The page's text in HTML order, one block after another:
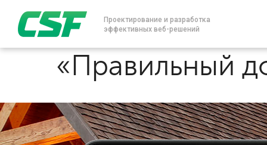
Проектирование и разработка
эффективных веб-решений
«Правильный